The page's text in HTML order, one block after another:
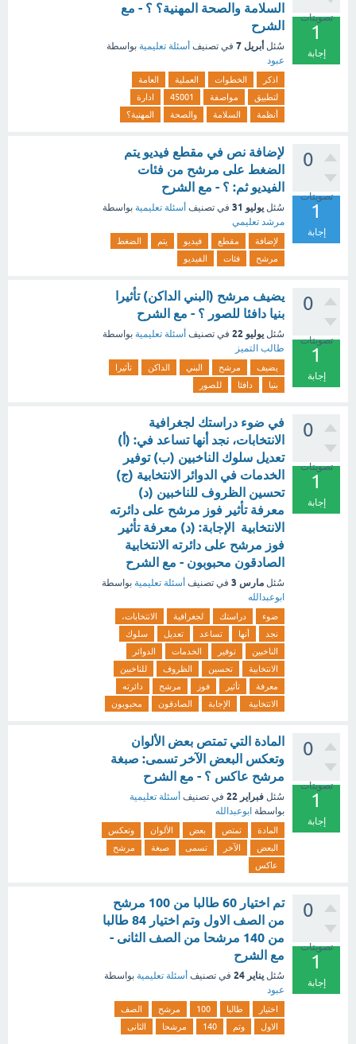
تصويتات
1
إجابة
السلامة والصحة المهنية؟ ؟ - مع
الشرح
سُئل أبريل 7 في تصنيف أسئلة تعليمية بواسطة
عبود
اذكر الخطوات العملية
العامة
لتطبيق
مواصفة 45001
ادارة
أنظمة
السلامة والصحة المهنية؟
0
تصويتات
1
إجابة
لإضافة نص في مقطع فيديو يتم
الضغط على مرشح من فئات
الفيديو ثم: ؟ - مع الشرح
سُئل يوليو 31 في تصنيف أسئلة تعليمية بواسطة
مرشد تعليمي
لإضافة مقطع فيديو يتم
الضغط
مرشح
فئات الفيديو
0
تصويتات
1
إجابة
يضيف مرشح (البني الداكن) تأثيرا
بنيا دافئا للصور ؟ - مع الشرح
سُئل يوليو 22 في تصنيف أسئلة تعليمية بواسطة
طالب التميز
يضيف مرشح البني الداكن
تأثيرا
بنيا
دافئا للصور
0
تصويتات
1
إجابة
في ضوء دراستك لجغرافية
الانتخابات، نجد أنها تساعد في: (أ)
تعديل سلوك الناخبين (ب) توفير
الخدمات في الدوائر الانتخابية (ج)
تحسين الظروف للناخبين (د)
معرفة تأثير فوز مرشح على دائرته
الانتخابية الإجابة: (د) معرفة تأثير
فوز مرشح على دائرته الانتخابية
الصادقون محبوبون - مع الشرح
سُئل مارس 3 في تصنيف أسئلة تعليمية بواسطة
ابوعبدالله
ضوء دراستك لجغرافية
الانتخابات،
نجد
أنها تساعد تعديل
سلوك
الناخبين
توفير الخدمات
الدوائر
الانتخابية
تحسين الظروف
للناخبين
معرفة
تأثير فوز مرشح
دائرته
الانتخابية
الإجابة الصادقون محبوبون
0
تصويتات
1
إجابة
المادة التي تمتص بعض الألوان
وتعكس البعض الآخر تسمى: صبغة
مرشح عاكس ؟ - مع الشرح
سُئل فبراير 22 في تصنيف أسئلة تعليمية
بواسطة ابوعبدالله
المادة تمتص بعض الألوان
وتعكس
البعض
الآخر تسمى صبغة
مرشح
عاكس
0
تصويتات
1
إجابة
تم اختيار 60 طالبا من 100 مرشح
من الصف الاول وتم اختيار 84 طالبا
من 140 مرشحا من الصف الثانى -
مع الشرح
سُئل يناير 24 في تصنيف أسئلة تعليمية بواسطة
عبود
اختيار طالبا 100 مرشح
الصف
الاول
وتم 140 مرشحا الثانى